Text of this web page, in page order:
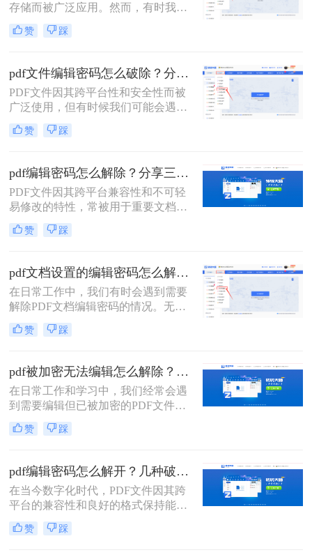
存储而被广泛应用。然而，有时我们
会遇到需要编辑或修改受密码保护的
PDF文件的情况。那么pdf编辑密码怎
编辑密码的方法。
赞 踩
pdf文件编辑密码怎么破除？分享两种方法详解！
PDF文件因其跨平台性和安全性而被
广泛使用，但有时候我们可能会遇到
设置了编辑密码的PDF文件，这限制
了我们对文件的编辑和修改。那么pdf
绍两种破除PDF文件编辑密码的方
法。
赞 踩
pdf编辑密码怎么解除？分享三种实用方法！
PDF文件因其跨平台兼容性和不可轻
易修改的特性，常被用于重要文档的
存储和传输。然而，当PDF文件被设
置了编辑密码时，我们就需要采取一
么pdf编辑密码怎么解除呢？本文将介
绍三种解除PDF编辑密码的方法。
赞 踩
pdf文档设置的编辑密码怎么解除？分享二种常用解除方式！
在日常工作中，我们有时会遇到需要
解除PDF文档编辑密码的情况。无论
是为了方便查阅还是为了进一步编
辑，了解如何安全有效地解除PDF文
文档设置的编辑密码怎么解除呢？本
文将介绍两种常见的解除PDF文档编
辑密码的方法，并提供相应的推荐工
具及操作步骤。
赞 踩
pdf被加密无法编辑怎么解除？教你4招轻松摆平！
在日常工作和学习中，我们经常会遇
到需要编辑但已被加密的PDF文件。
这些加密措施通常是为了保护文件的
机密性和完整性，但在某些情况下，
详细介绍如pdf被加密无法编辑怎么解
除，并提供一系列实用的步骤和策
略。
赞 踩
pdf编辑密码怎么解开？几种破解方法来试试看！
在当今数字化时代，PDF文件因其跨
平台的兼容性和良好的格式保持能力
而广泛应用于各个领域。然而，有时
我们会遇到一些带有编辑限制的PDF
赞 踩